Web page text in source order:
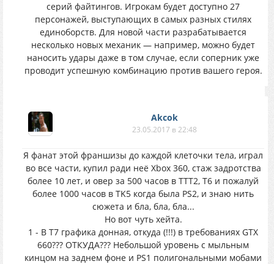
серий файтингов. Игрокам будет доступно 27
персонажей, выступающих в самых разных стилях
единоборств. Для новой части разрабатывается
несколько новых механик — например, можно будет
наносить удары даже в том случае, если соперник уже
проводит успешную комбинацию против вашего героя.
Akcok
23.05.2017 в 22:48
Я фанат этой франшизы до каждой клеточки тела, играл
во все части, купил ради неё Xbox 360, стаж задротства
более 10 лет, и овер за 500 часов в TTT2, T6 и пожалуй
более 1000 часов в TK5 когда была PS2, и знаю нить
сюжета и бла, бла, бла...
Но вот чуть хейта.
1 - В T7 графика донная, откуда (!!!) в требованиях GTX
660??? ОТКУДА??? Небольшой уровень с мыльным
кинцом на заднем фоне и PS1 полигональными мобами